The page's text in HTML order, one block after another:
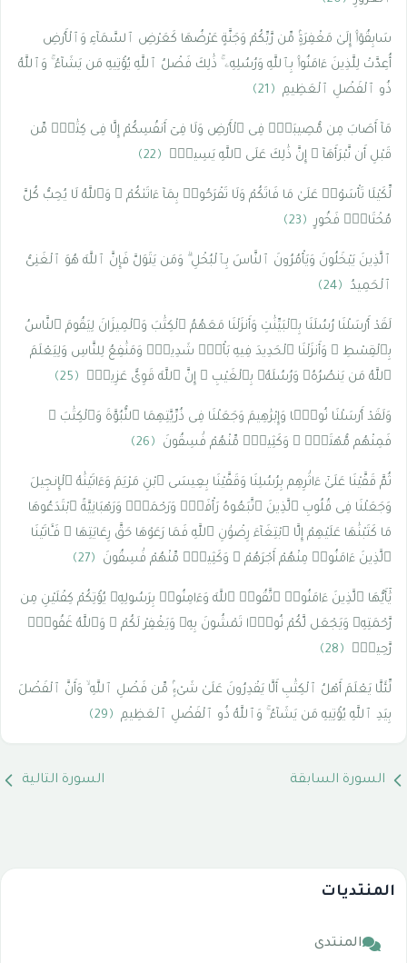
المنتديات
المنتدى
سَابِقُوٓا۟ إِلَىٰ مَغْفِرَةٍۢ مِّن رَّبِّكُمْ وَجَنَّةٍ عَرْضُهَا كَعَرْضِ ٱلسَّمَآءِ وَٱلْأَرْضِ
أُعِدَّتْ لِلَّذِينَ ءَامَنُوا۟ بِٱللَّهِ وَرُسُلِهِۦ ۚ ذَٰلِكَ فَضْلُ ٱللَّهِ يُؤْتِيهِ مَن يَشَآءُ ۚ وَٱللَّهُ
ذُو ٱلْفَضْلِ ٱلْعَظِيمِ ﴿21﴾
مَآ أَصَابَ مِن مُّصِيبَةٍۢ فِى ٱلْأَرْضِ وَلَا فِىٓ أَنفُسِكُمْ إِلَّا فِى كِتَٰبٍۢ مِّن
قَبْلِ أَن نَّبْرَأَهَآ ۚ إِنَّ ذَٰلِكَ عَلَى ٱللَّهِ يَسِيرٌۭ
﴿22﴾
لِّكَيْلَا تَأْسَوْا۟ عَلَىٰ مَا فَاتَكُمْ وَلَا تَفْرَحُوا۟ بِمَآ ءَاتَىٰكُمْ ۗ وَٱللَّهُ لَا يُحِبُّ كُلَّ
مُخْتَالٍۢ فَخُورٍ ﴿23﴾
ٱلَّذِينَ يَبْخَلُونَ وَيَأْمُرُونَ ٱلنَّاسَ بِٱلْبُخْلِ ۗ وَمَن يَتَوَلَّ فَإِنَّ ٱللَّهَ هُوَ ٱلْغَنِىُّ
ٱلْحَمِيدُ ﴿24﴾
لَقَدْ أَرْسَلْنَا رُسُلَنَا بِٱلْبَيِّنَٰتِ وَأَنزَلْنَا مَعَهُمُ ٱلْكِتَٰبَ وَٱلْمِيزَانَ لِيَقُومَ ٱلنَّاسُ
بِٱلْقِسْطِ ۖ وَأَنزَلْنَا ٱلْحَدِيدَ فِيهِ بَأْسٌۭ شَدِيدٌۭ وَمَنَٰفِعُ لِلنَّاسِ وَلِيَعْلَمَ
ٱللَّهُ مَن يَنصُرُهُۥ وَرُسُلَهُۥ بِٱلْغَيْبِ ۚ إِنَّ ٱللَّهَ قَوِىٌّ عَزِيزٌۭ
﴿25﴾
وَلَقَدْ أَرْسَلْنَا نُوحًۭا وَإِبْرَٰهِيمَ وَجَعَلْنَا فِى ذُرِّيَّتِهِمَا ٱلنُّبُوَّةَ وَٱلْكِتَٰبَ ۖ
فَمِنْهُم مُّهْتَدٍۢ ۖ وَكَثِيرٌۭ مِّنْهُمْ فَٰسِقُونَ
﴿26﴾
ثُمَّ قَفَّيْنَا عَلَىٰٓ ءَاثَٰرِهِم بِرُسُلِنَا وَقَفَّيْنَا بِعِيسَى ٱبْنِ مَرْيَمَ وَءَاتَيْنَٰهُ ٱلْإِنجِيلَ
وَجَعَلْنَا فِى قُلُوبِ ٱلَّذِينَ ٱتَّبَعُوهُ رَأْفَةًۭ وَرَحْمَةًۭ وَرَهْبَانِيَّةً ٱبْتَدَعُوهَا
مَا كَتَبْنَٰهَا عَلَيْهِمْ إِلَّا ٱبْتِغَآءَ رِضْوَٰنِ ٱللَّهِ فَمَا رَعَوْهَا حَقَّ رِعَايَتِهَا ۖ فَـَٔاتَيْنَا
ٱلَّذِينَ ءَامَنُوا۟ مِنْهُمْ أَجْرَهُمْ ۖ وَكَثِيرٌۭ مِّنْهُمْ فَٰسِقُونَ
﴿27﴾
يَٰٓأَيُّهَا ٱلَّذِينَ ءَامَنُوا۟ ٱتَّقُوا۟ ٱللَّهَ وَءَامِنُوا۟ بِرَسُولِهِۦ يُؤْتِكُمْ كِفْلَيْنِ مِن
رَّحْمَتِهِۦ وَيَجْعَل لَّكُمْ نُورًۭا تَمْشُونَ بِهِۦ وَيَغْفِرْ لَكُمْ ۚ وَٱللَّهُ غَفُورٌۭ
رَّحِيمٌۭ
﴿28﴾
لِّئَلَّا يَعْلَمَ أَهْلُ ٱلْكِتَٰبِ أَلَّا يَقْدِرُونَ عَلَىٰ شَىْءٍۢ مِّن فَضْلِ ٱللَّهِ ۙ وَأَنَّ ٱلْفَضْلَ
بِيَدِ ٱللَّهِ يُؤْتِيهِ مَن يَشَآءُ ۚ وَٱللَّهُ ذُو ٱلْفَضْلِ ٱلْعَظِيمِ ﴿29﴾
السورة السابقة السورة التالية